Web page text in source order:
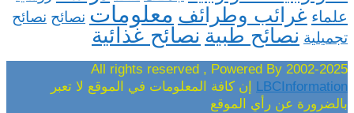
علماء غرائب وطرائف معلومات نصائح نصائح
تجميلية نصائح طبية نصائح غذائية
2002-2025 All rights reserved , Powered By
LBCInformation إن كافة المعلومات في الموقع لا تعبر
بالضرورة عن رأي الموقع